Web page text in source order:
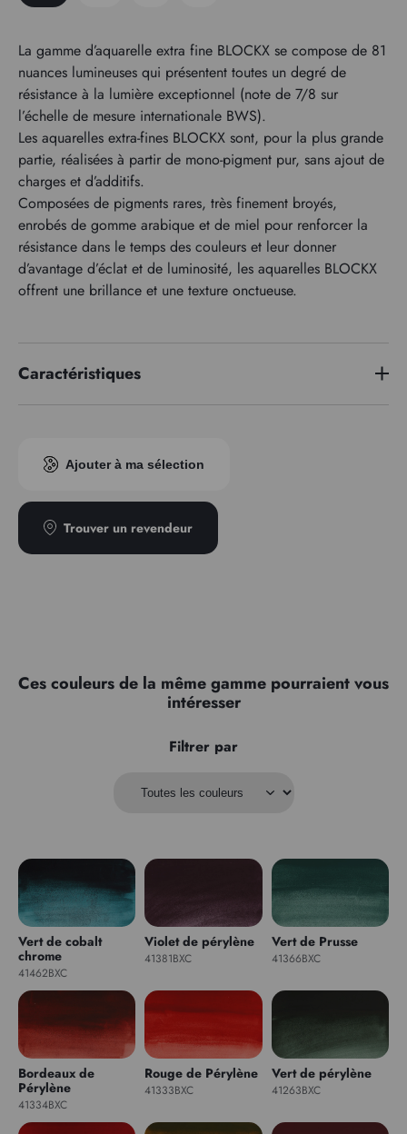
La gamme d’aquarelle extra fine BLOCKX se compose de 81
nuances lumineuses qui présentent toutes un degré de
résistance à la lumière exceptionnel (note de 7/8 sur
l’échelle de mesure internationale BWS).
Les aquarelles extra-fines BLOCKX sont, pour la plus grande
partie, réalisées à partir de mono-pigment pur, sans ajout de
charges et d’additifs.
Composées de pigments rares, très finement broyés,
enrobés de gomme arabique et de miel pour renforcer la
résistance dans le temps des couleurs et leur donner
d’avantage d’éclat et de luminosité, les aquarelles BLOCKX
offrent une brillance et une texture onctueuse.
Caractéristiques
Indice pigmentaire
Type
Ajouter à ma sélection
Trouver un revendeur
Ces couleurs de la même gamme pourraient vous
intéresser
Filtrer par
Vert de cobalt
chrome
41462BXC
Violet de pérylène
41381BXC
Vert de Prusse
41366BXC
Bordeaux de
Pérylène
41334BXC
Rouge de Pérylène
41333BXC
Vert de pérylène
41263BXC